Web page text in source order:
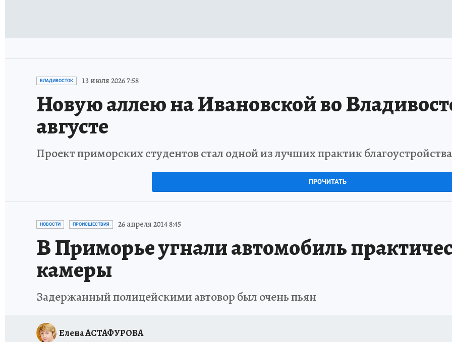
ВЛАДИВОСТОК 13 июля 2026 7:58
Новую аллею на Ивановской во
августе
Проект приморских студентов стал одной из лучших практик
ПРОЧИТАТЬ
НОВОСТИ ПРОИСШЕСТВИЯ 26 апреля 2014 8:45
В Приморье угнали автомобиль
камеры
Задержанный полицейскими автовор был очень пьян
Елена АСТАФУРОВА